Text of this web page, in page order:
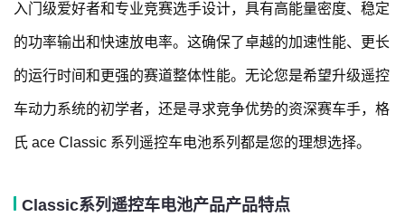
入门级爱好者和专业竞赛选手设计，具有高能量密度、稳定
的功率输出和快速放电率。这确保了卓越的加速性能、更长
的运行时间和更强的赛道整体性能。无论您是希望升级遥控
车动力系统的初学者，还是寻求竞争优势的资深赛车手，格
氏 ace Classic 系列遥控车电池系列都是您的理想选择。
Classic系列遥控车电池产品产品特点